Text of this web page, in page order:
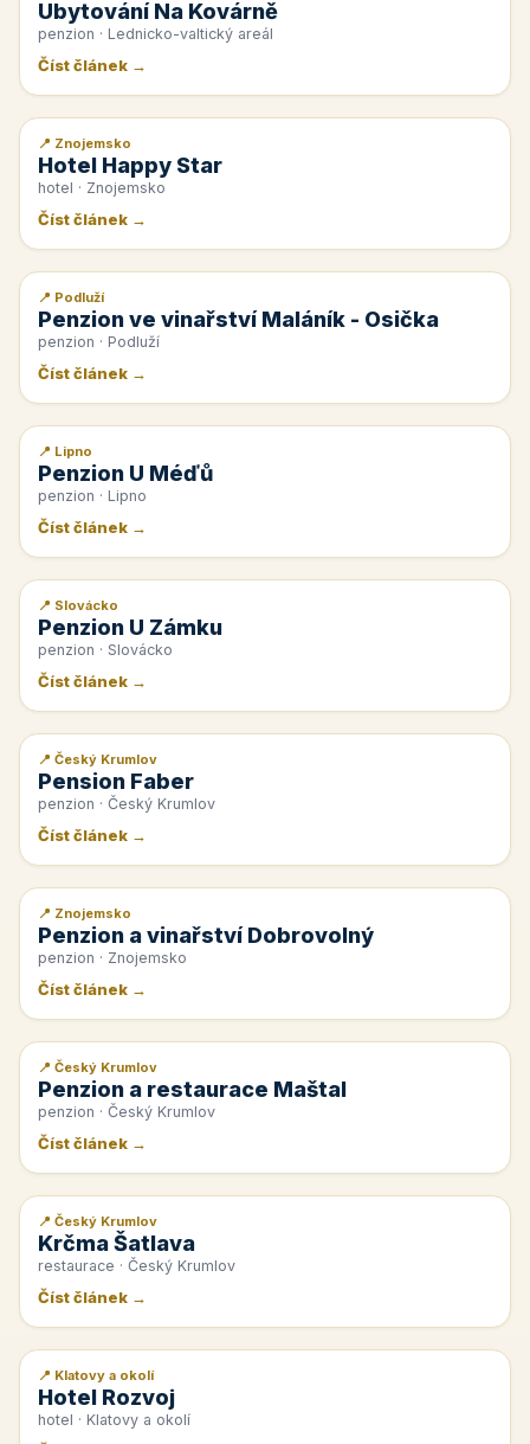
Ubytování Na Kovárně
penzion · Lednicko-valtický areál
Číst článek →
📰 PR článek
📍 Znojemsko
Hotel Happy Star
hotel · Znojemsko
Číst článek →
📰 PR článek
📍 Podluží
Penzion ve vinařství Maláník - Osička
penzion · Podluží
Číst článek →
📰 PR článek
📍 Lipno
Penzion U Méďů
penzion · Lipno
Číst článek →
📰 PR článek
📍 Slovácko
Penzion U Zámku
penzion · Slovácko
Číst článek →
📰 PR článek
📍 Český Krumlov
Pension Faber
penzion · Český Krumlov
Číst článek →
📰 PR článek
📍 Znojemsko
Penzion a vinařství Dobrovolný
penzion · Znojemsko
Číst článek →
📰 PR článek
📍 Český Krumlov
Penzion a restaurace Maštal
penzion · Český Krumlov
Číst článek →
📰 PR článek
📍 Český Krumlov
Krčma Šatlava
restaurace · Český Krumlov
Číst článek →
📰 PR článek
📍 Klatovy a okolí
Hotel Rozvoj
hotel · Klatovy a okolí